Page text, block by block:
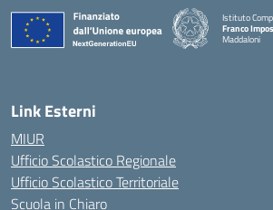
Istituto
Franco
Maddaloni
Link Esterni
MIUR
Ufficio Scolastico Regionale
Ufficio Scolastico Territoriale
Scuola in Chiaro